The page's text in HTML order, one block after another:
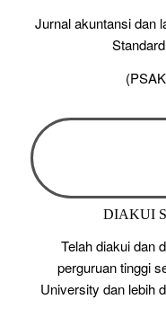
Jurnal akuntansi dan
DIAKUI
Telah diakui dan
perguruan tinggi
University dan lebih